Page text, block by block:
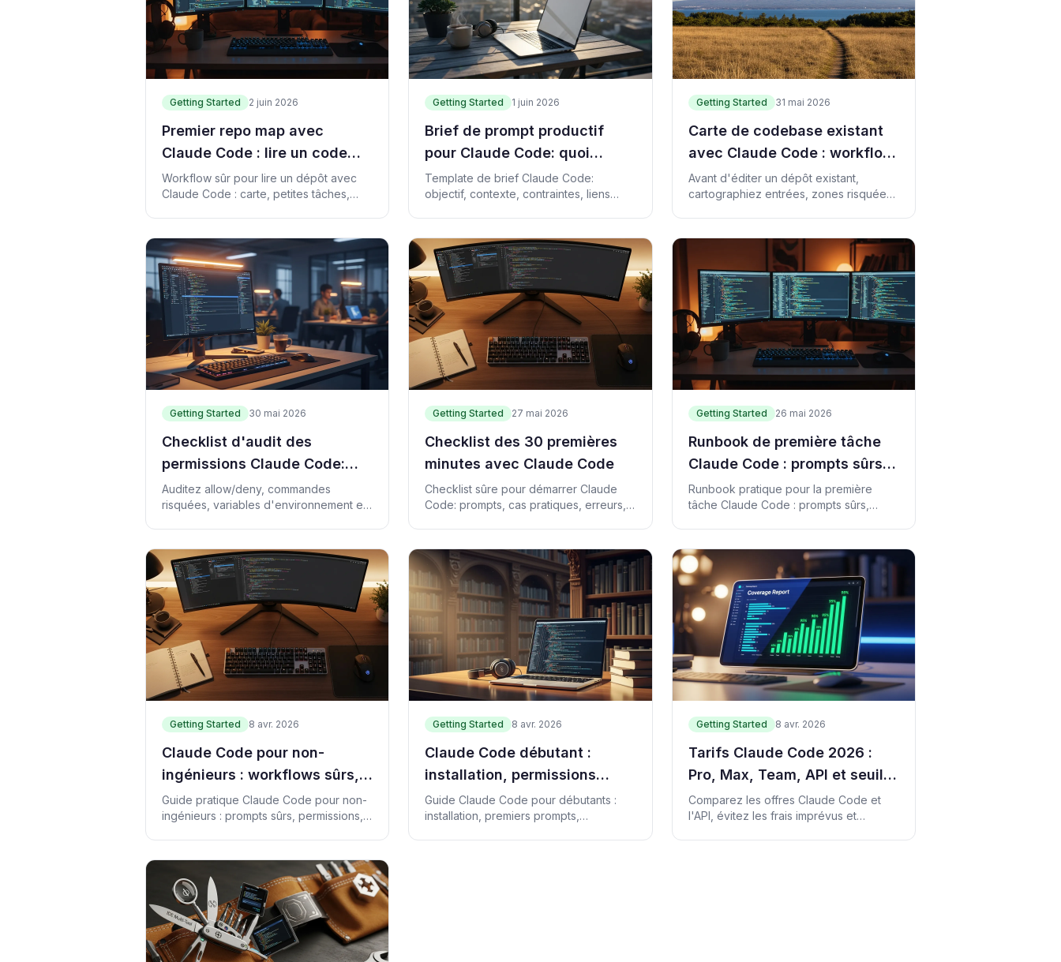
Getting Started 2 juin 2026
Premier repo map avec
Claude Code : lire un code
existant sans brûler le
contexte
Workflow sûr pour lire un dépôt avec
Claude Code : carte, petites tâches,
Getting Started 1 juin 2026
Brief de prompt productif
pour Claude Code: quoi
fournir en premier
Template de brief Claude Code:
objectif, contexte, contraintes, liens
Getting Started 31 mai 2026
Carte de codebase existant
avec Claude Code : workflow
sûr en 45 minutes
Avant d'éditer un dépôt existant,
cartographiez entrées, zones risquées,
Getting Started 30 mai 2026
Checklist d'audit des
permissions Claude Code:
vérifier allow/deny en 5
minutes
Auditez allow/deny, commandes
risquées, variables d'environnement et
Getting Started 27 mai 2026
Checklist des 30 premières
minutes avec Claude Code
Checklist sûre pour démarrer Claude
Code: prompts, cas pratiques, erreurs,
Getting Started 26 mai 2026
Runbook de première tâche
Claude Code : prompts sûrs,
diff et revue avant commit
Runbook pratique pour la première
tâche Claude Code : prompts sûrs,
Getting Started 8 avr. 2026
Claude Code pour non-
ingénieurs : workflows sûrs,
prompts, permissions et
usages métier
Guide pratique Claude Code pour non-
ingénieurs : prompts sûrs, permissions,
Getting Started 8 avr. 2026
Claude Code débutant :
installation, permissions
sûres et première session
utile
Guide Claude Code pour débutants :
installation, premiers prompts,
Getting Started 8 avr. 2026
Tarifs Claude Code 2026 :
Pro, Max, Team, API et seuil
de rentabilité
Comparez les offres Claude Code et
l'API, évitez les frais imprévus et